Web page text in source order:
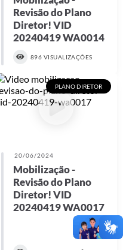
Revisão do Plano
Diretor! VID
20240419 WA0014
896 VISUALIZAÇÕES
PLANO DIRETOR
20/06/2024
Mobilização -
Revisão do Plano
Diretor! VID
20240419 WA0017